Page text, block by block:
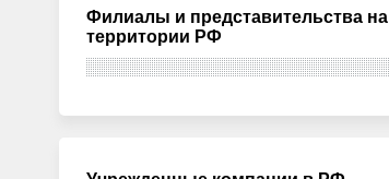
Филиалы и представительства на
территории РФ